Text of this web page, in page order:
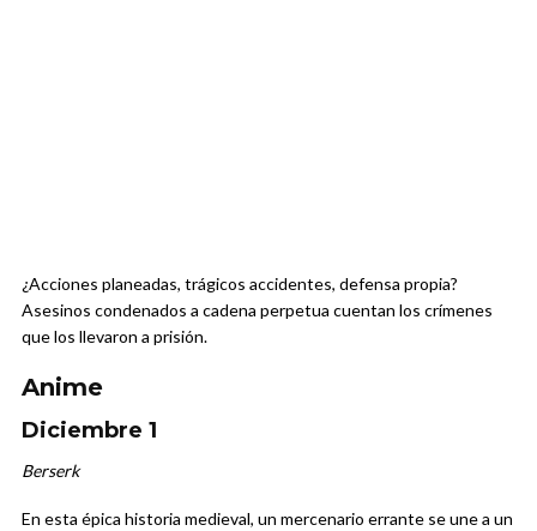
¿Acciones planeadas, trágicos accidentes, defensa propia?
Asesinos condenados a cadena perpetua cuentan los crímenes
que los llevaron a prisión.
Anime
Diciembre 1
Berserk
En esta épica historia medieval, un mercenario errante se une a un